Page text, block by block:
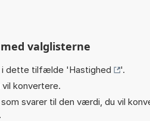
valglisterne
i dette tilfælde 'Hastighed
'.
konvertere.
svarer til den værdi, du vil